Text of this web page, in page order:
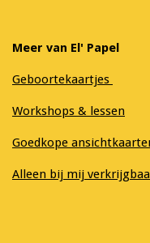
Meer van El' Papel
Geboortekaartjes
Workshops & lessen
Goedkope
Alleen bij mij